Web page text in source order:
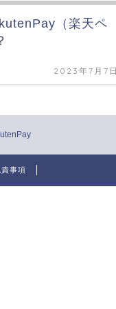
（楽天ペ
2023年7月7
責事項